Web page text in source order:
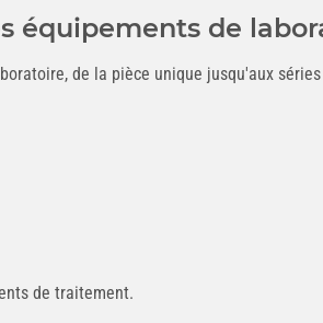
équipements de
de la pièce unique jusqu'aux
de traitement.